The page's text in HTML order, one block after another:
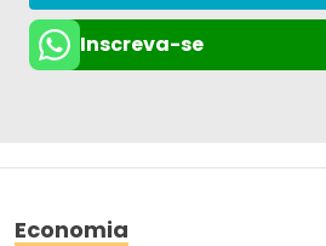
Inscreva-se
Economia